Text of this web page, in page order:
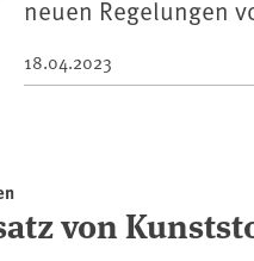
neuen Regelungen
18.04.2023
von